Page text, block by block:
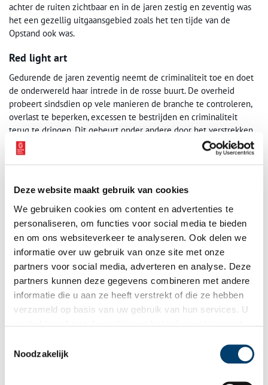
Deze website maakt gebruik van cookies
We gebruiken cookies om content en advertenties te
personaliseren, om functies voor social media te bieden
en om ons websiteverkeer te analyseren. Ook delen we
informatie over uw gebruik van onze site met onze
partners voor social media, adverteren en analyse. Deze
partners kunnen deze gegevens combineren met andere
informatie die u aan ze heeft verstrekt of die ze hebben
verzameld op basis van uw gebruik van hun services. U
Noodzakelijk
achter de ruiten zichtbaar en in de jaren zestig en zeventig was
het een gezellig uitgaansgebied zoals het ten tijde van de
Opstand ook was.
Red light art
Gedurende de jaren zeventig neemt de criminaliteit toe en doet
de onderwereld haar intrede in de rosse buurt. De overheid
probeert sindsdien op vele manieren de branche te controleren,
overlast te beperken, excessen te bestrijden en criminaliteit
terug te dringen. Dit gebeurt onder andere door het verstrekken
van minder vergunningen aan prostitutiebedrijven, maar ook op
creatieve wijze wordt geprobeerd de criminaliteit te beperken. In
laten maken van het project ‘Red Light Art’. Dit is een initiatief
van onder andere wooncorporatie De Key, stichting Kunstenaars
& Co en het Stedelijk Museum Bureau Amsterdam. Onder leiding
van curator Angela Serino heeft ‘Red Light Art’ een groep
internationale kunstenaars uitgenodigd om een jaar lang achter
de ramen te werken tussen de Singel en de Herengracht.